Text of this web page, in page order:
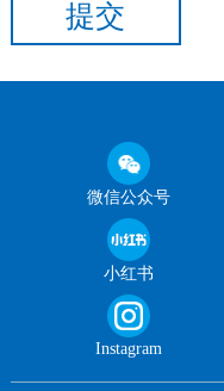
提交
微信公众号
小红书
Instagram